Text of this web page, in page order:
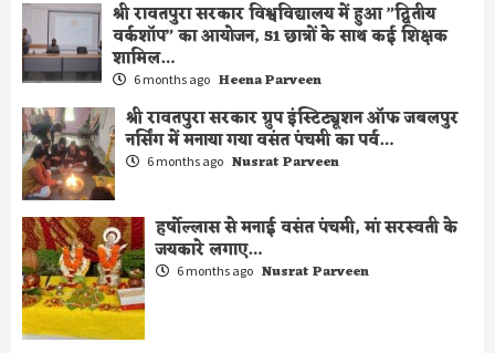
श्री रावतपुरा सरकार विश्वविद्यालय में हुआ ”द्वितीय
वर्कशॉप” का आयोजन, 51 छात्रों के साथ कई शिक्षक
शामिल…
6 months ago Heena Parveen
श्री रावतपुरा सरकार ग्रुप इंस्टिट्यूशन ऑफ जबलपुर
नर्सिंग में मनाया गया वसंत पंचमी का पर्व…
6 months ago Nusrat Parveen
हर्षोल्लास से मनाई वसंत पंचमी, मां सरस्वती के
जयकारे लगाए…
6 months ago Nusrat Parveen